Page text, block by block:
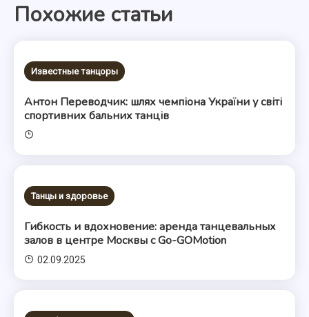
записям
Похожие статьи
Известные танцоры
Антон Переводчик: шлях чемпіона України у світі
спортивних бальних танців
Танцы и здоровье
Гибкость и вдохновение: аренда танцевальных
залов в центре Москвы с Go-GOMotion
02.09.2025